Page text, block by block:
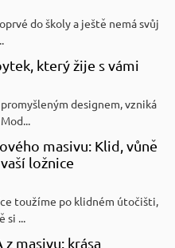
do školy a ještě nemá svůj
který žije s vámi
designem, vzniká
masivu: Klid, vůně
ložnice
toužíme po klidném útočišti,
si ...
masivu: krása